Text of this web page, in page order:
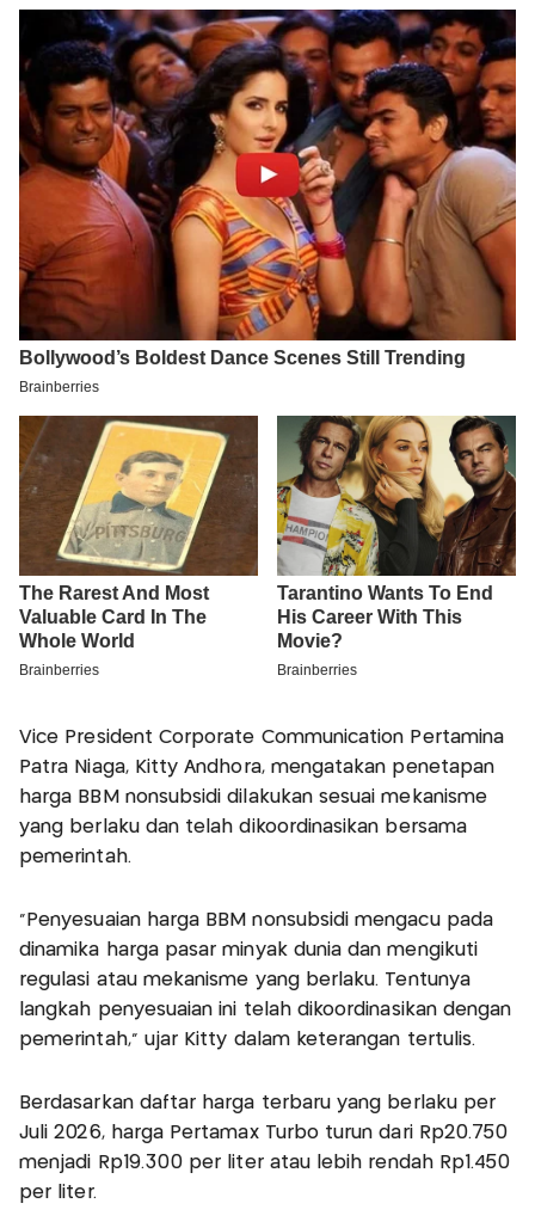
Vice President Corporate Communication Pertamina
Patra Niaga, Kitty Andhora, mengatakan penetapan
harga BBM nonsubsidi dilakukan sesuai mekanisme
yang berlaku dan telah dikoordinasikan bersama
pemerintah.
"Penyesuaian harga BBM nonsubsidi mengacu pada
dinamika harga pasar minyak dunia dan mengikuti
regulasi atau mekanisme yang berlaku. Tentunya
langkah penyesuaian ini telah dikoordinasikan dengan
pemerintah," ujar Kitty dalam keterangan tertulis.
Berdasarkan daftar harga terbaru yang berlaku per
Juli 2026, harga Pertamax Turbo turun dari Rp20.750
menjadi Rp19.300 per liter atau lebih rendah Rp1.450
per liter.